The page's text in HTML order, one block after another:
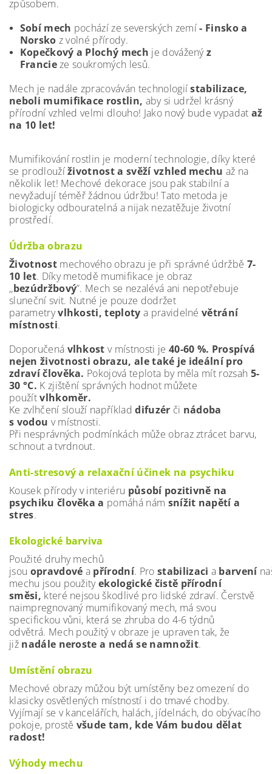
způsobem.
Sobí mech pochází ze severských zemí- Finsko a
Norsko z volné přírody.
Kopečkový a Plochý mech je dováženýz
Francieze soukromých lesů.
Mech je nadále zpracováván technologiístabilizace,
neboli mumifikace rostlin, aby si udržel krásný
přírodní vzhled velmi dlouho! Jako nový bude vypadat až
na 10 let!
Mumifikování rostlin je moderní technologie, díky které
se prodloužíživotnost a svěží vzhled mechu až na
několik let! Mechové dekorace jsou pak stabilní a
nevyžadují téměř žádnou údržbu! Tato metoda je
biologicky odbouratelná a nijak nezatěžuje životní
prostředí.
Údržba obrazu
Životnostmechového obrazu je při správné údržbě 7-
10 let. Díky metodě mumifikace je obraz
,,bezúdržbový”. Mech se nezalévá ani nepotřebuje
sluneční svit. Nutné je pouze dodržet
parametryvlhkosti, teploty a pravidelnévětrání
místnosti.
Doporučená vlhkost v místnosti je 40-60 %. Prospívá
nejen životnosti obrazu, ale také je ideální pro
zdraví člověka. Pokojová teplota by měla mít rozsah 5-
30 °C. K zjištění správných hodnot můžete
použítvlhkoměr.
Ke zvlhčení slouží napříkladdifuzér či nádoba
s vodou v místnosti.
Při nesprávných podmínkách může obraz ztrácet barvu,
schnout a tvrdnout.
Anti-stresový a relaxační účinek na psychiku
Kousek přírody v interiéru působí pozitivně na
psychiku člověka a pomáhá nám snížit napětí a
stres.
Ekologické barviva
Použité druhy mechů
jsou opravdové a přírodní. Pro stabilizaci a barvení
mechu jsou použityekologické čistě přírodní
směsi, které nejsou škodlivé pro lidské zdraví. Čerstvě
naimpregnovaný mumifikovaný mech, má svou
specifickou vůni, která se zhruba do 4-6 týdnů
odvětrá. Mech použitý v obraze je upraven tak, že
již nadále neroste a nedá se namnožit.
Umístění obrazu
Mechové obrazy můžou být umístěny bez omezení do
klasicky osvětlených místností i do tmavé chodby.
Vyjímají se v kancelářích, halách, jídelnách, do obývacího
pokoje, prostě všude tam, kde Vám budou dělat
radost!
Výhody mechu